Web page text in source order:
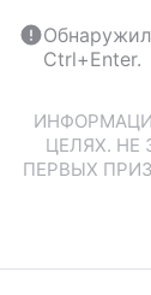
Ctrl+Enter.
ЦЕЛЯХ.
ПЕРВЫХ